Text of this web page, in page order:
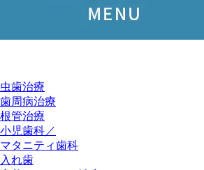
虫歯治療
歯周病治療
根管治療
小児歯科／
マタニティ歯科
入れ歯